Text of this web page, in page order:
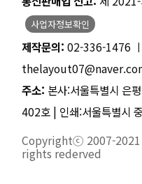
사업자정보확인
제작문의: 02-336-1476 ㅣ
주소: 본사:서울특별시 은
402호 | 인쇄:서울특별시
Copyrightⓒ 2007-
rights rederved